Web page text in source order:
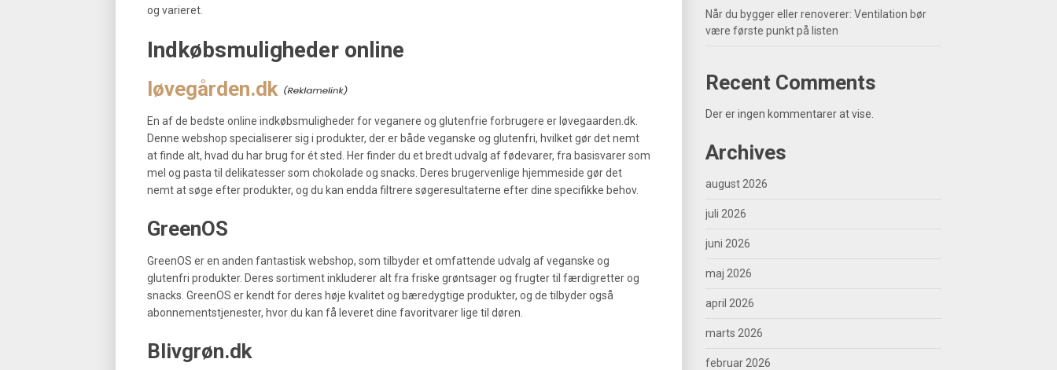
og varieret.
Indkøbsmuligheder online
løvegården.dk
En af de bedste online indkøbsmuligheder for veganere og glutenfrie forbrugere er løvegaarden.dk.
Denne webshop specialiserer sig i produkter, der er både veganske og glutenfri, hvilket gør det nemt
at finde alt, hvad du har brug for ét sted. Her finder du et bredt udvalg af fødevarer, fra basisvarer som
mel og pasta til delikatesser som chokolade og snacks. Deres brugervenlige hjemmeside gør det
nemt at søge efter produkter, og du kan endda filtrere søgeresultaterne efter dine specifikke behov.
GreenOS
GreenOS er en anden fantastisk webshop, som tilbyder et omfattende udvalg af veganske og
glutenfri produkter. Deres sortiment inkluderer alt fra friske grøntsager og frugter til færdigretter og
snacks. GreenOS er kendt for deres høje kvalitet og bæredygtige produkter, og de tilbyder også
abonnementstjenester, hvor du kan få leveret dine favoritvarer lige til døren.
Blivgrøn.dk
Når du bygger eller renoverer: Ventilation bør
være første punkt på listen
Recent Comments
Der er ingen kommentarer at vise.
Archives
august 2026
juli 2026
juni 2026
maj 2026
april 2026
marts 2026
februar 2026